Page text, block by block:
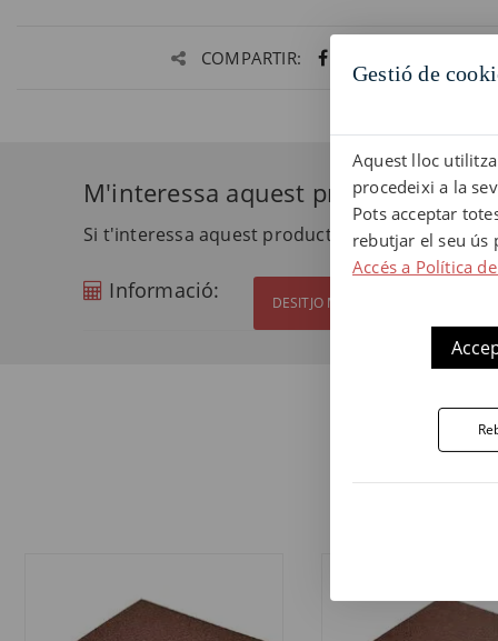
COMPARTIR:
M'interessa aquest producte
Si t'interessa aquest producte i vols més
Informació: DESITJO MÉS INFORMACIÓ
Gestió de
Aquest lloc
procedeixi a la
Pots acceptar
rebutjar el seu ús
Accés a Política